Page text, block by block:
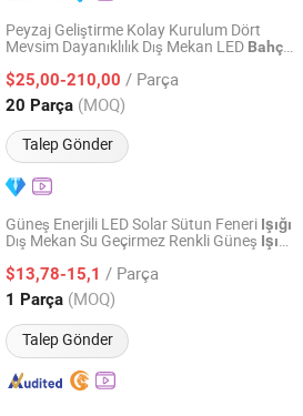
Peyzaj Geliştirme Kolay Kurulum Dört
Mevsim Dayanıklılık Dış Mekan LED Bahçe
Yolu Aydınlatma Gazebo
$25,00-210,00 / Parça
20 Parça (MOQ)
Talep Gönder
Lighting Technology Co., Ltd.
Fiyat 2025
Güneş Enerjili LED Solar Sütun Feneri Işığı
Dış Mekan Su Geçirmez Renkli Güneş Işığı
Enerjili LED Işık, Güneş
$13,78-15,1 / Parça
1 Parça (MOQ)
Talep Gönder
Lighting Technology Co., Ltd.
Fiyat 2025